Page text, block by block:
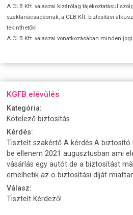
A CLB Kft. válaszai kizárólag tájékoztatásul
szaktanácsadásnak, a CLB Kft. biztosítási
tekinthetők!
A CLB Kft. válaszai vonatkozásában minden
KGFB elévülés
Kategória:
Kötelező biztosítás
Kérdés:
Tisztelt szakértő A kérdés.A
be ellenem 2021 augusztusban ami
vásárlás egy autót de a biztosítást
emelhetik az ö biztosítási díját
Válasz:
Tisztelt Kérdező!